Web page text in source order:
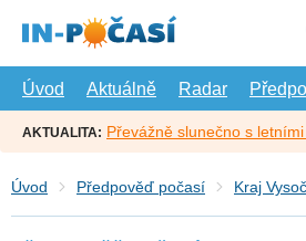
hlavní
Úvod
Aktuálně Radar
AKTUALITA: Převážně slunečno s
Úvod Předpověď počasí Kraj